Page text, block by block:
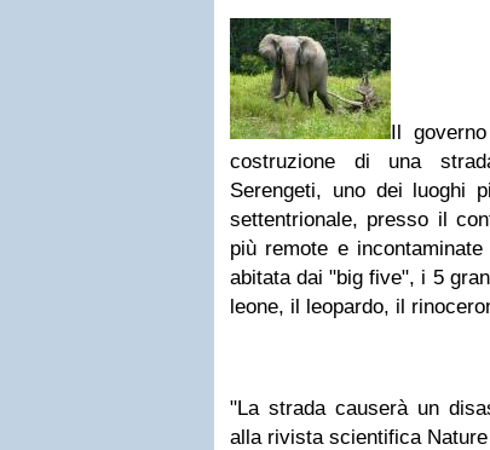
Il
costruzione di una
Serengeti, uno dei luoghi
settentrionale, presso il
più remote e
abitata dai "big five", i 5
leone, il leopardo, il
"La strada causerà un
alla rivista scientifica